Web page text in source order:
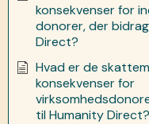
konsekvenser for
donorer, der
Direct?
Hvad er de
konsekvenser for
til Humanity Direct?